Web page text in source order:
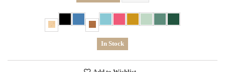
In Stock